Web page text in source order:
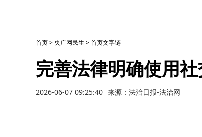
首页>央广网民生 >首页文字链
完善法律明确使用
2026-06-07 09:25:40 来源：法治日报-法治网